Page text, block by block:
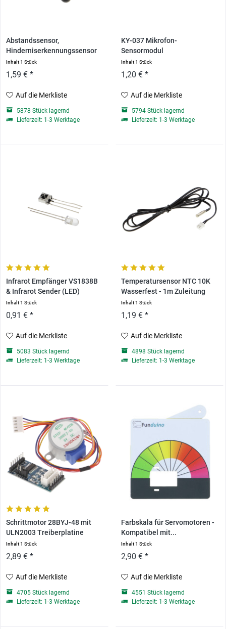
Abstandssensor,
Hinderniserkennungssensor
-...
Inhalt1 Stück
1,59 € *
Auf die Merkliste
5878 Stück lagernd
Lieferzeit: 1-3 Werktage
KY-037 Mikrofon-
Sensormodul
Inhalt1 Stück
1,20 € *
Auf die Merkliste
5794 Stück lagernd
Lieferzeit: 1-3 Werktage
Infrarot Empfänger VS1838B
& Infrarot Sender (LED)
Inhalt1 Stück
0,91 € *
Auf die Merkliste
5083 Stück lagernd
Lieferzeit: 1-3 Werktage
Temperatursensor NTC 10K
Wasserfest - 1m Zuleitung
Inhalt1 Stück
1,19 € *
Auf die Merkliste
4898 Stück lagernd
Lieferzeit: 1-3 Werktage
Schrittmotor 28BYJ-48 mit
ULN2003 Treiberplatine
Inhalt1 Stück
2,89 € *
Auf die Merkliste
4705 Stück lagernd
Lieferzeit: 1-3 Werktage
Farbskala für Servomotoren -
Kompatibel mit...
Inhalt1 Stück
2,90 € *
Auf die Merkliste
4551 Stück lagernd
Lieferzeit: 1-3 Werktage